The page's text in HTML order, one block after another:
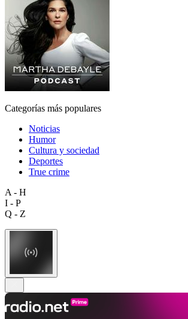
Categorías más populares
Noticias
Humor
Cultura y sociedad
Deportes
True crime
A - H
I - P
Q - Z